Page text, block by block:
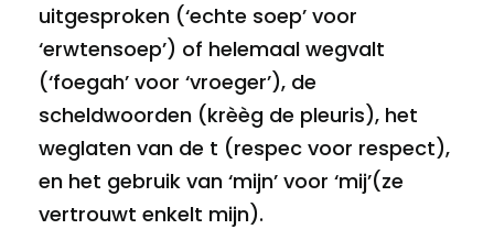
uitgesproken (‘echte soep’ voor
‘erwtensoep’) of helemaal wegvalt
(‘foegah’ voor ‘vroeger’), de
scheldwoorden (krèèg de pleuris), het
weglaten van de t (respec voor respect),
en het gebruik van ‘mijn’ voor ‘mij’(ze
vertrouwt enkelt mijn).